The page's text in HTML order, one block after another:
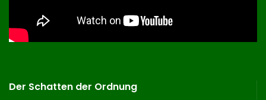
Der Schatten der Ordnung